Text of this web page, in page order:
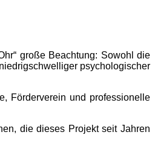
große Beachtung: Sowohl die
psychologischer
Förderverein und professionelle
die dieses Projekt seit Jahren